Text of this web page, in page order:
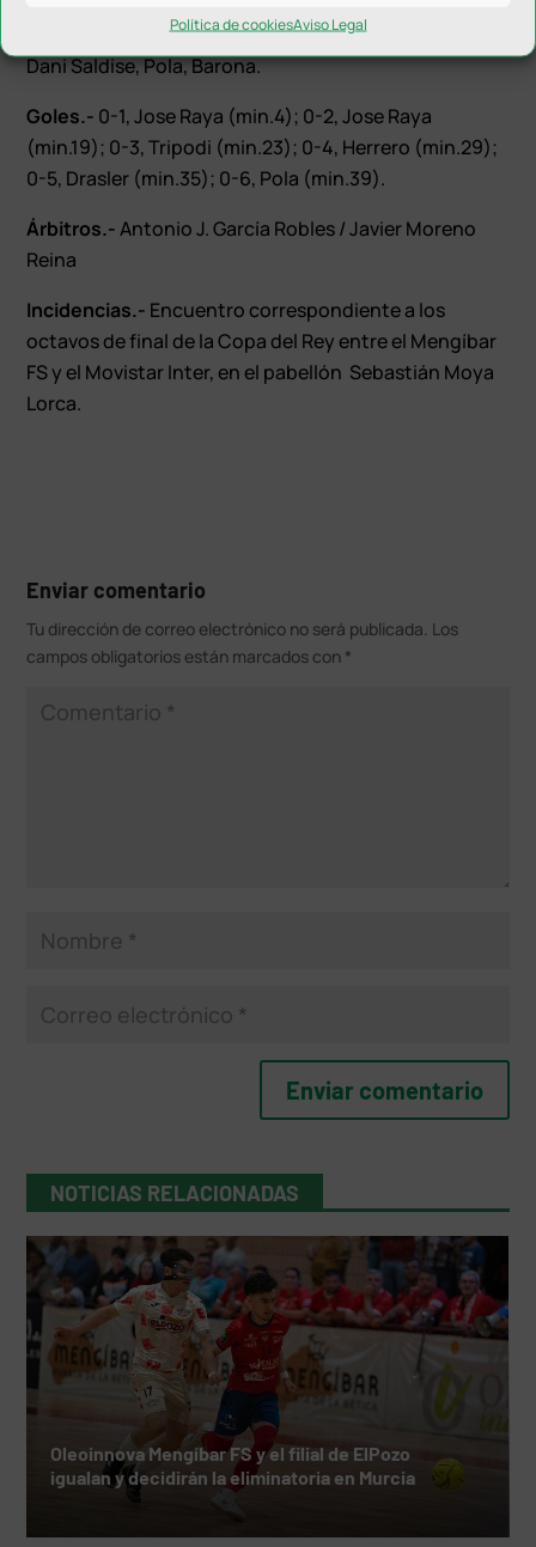
Política de cookiesAviso Legal
y Boyis (quinteto inicial), Drasler, Eric Martel, Raya,
Dani Saldise, Pola, Barona.
Goles.- 0-1, Jose Raya (min.4); 0-2, Jose Raya
(min.19); 0-3, Tripodi (min.23); 0-4, Herrero (min.29);
0-5, Drasler (min.35); 0-6, Pola (min.39).
Árbitros.-Antonio J. García Robles / Javier Moreno
Reina
Incidencias.- Encuentro correspondiente a los
octavos de final de la Copa del Rey entre el Mengíbar
FS y el Movistar Inter, en el pabellón Sebastián Moya
Lorca.
Enviar comentario
Tu dirección de correo electrónico no será publicada. Los
campos obligatorios están marcados con *
NOTICIAS RELACIONADAS
Oleoinnova Mengíbar FS y el filial de ElPozo
igualan y decidirán la eliminatoria en Murcia